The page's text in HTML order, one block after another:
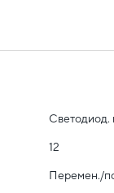
Светодиод.
12
Перемен./